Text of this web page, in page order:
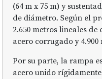
(64 m x 75 m) y
de diámetro. Según el
2.650 metros lineales de
acero corrugado y
Por su parte, la rampa
acero unido